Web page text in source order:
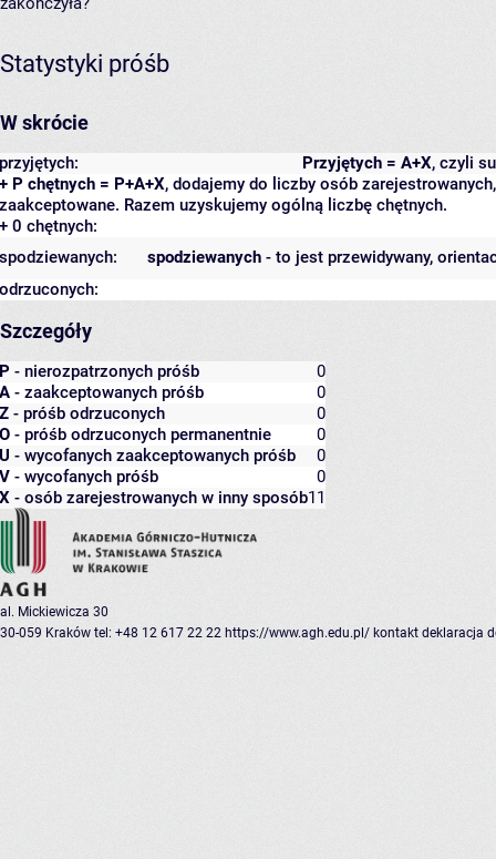
Statystyki próśb
W skrócie
Przyjętych = A+X, czyli
przyjętych:
+ P chętnych = P+A+X, dodajemy do liczby osób
zaakceptowane. Razem uzyskujemy ogólną liczbę chętnych.
+ 0 chętnych:
spodziewanych - to jest przewidywany,
spodziewanych:
odrzuconych:
Szczegóły
P - nierozpatrzonych próśb
0
A - zaakceptowanych próśb
0
Z - próśb odrzuconych
0
O - próśb odrzuconych permanentnie
0
U - wycofanych zaakceptowanych próśb
0
V - wycofanych próśb
0
X - osób zarejestrowanych w inny sposób11
al. Mickiewicza 30
30-059 Kraków tel: +48 12 617 22 22 https://www.agh.edu.pl/ kontakt deklaracja